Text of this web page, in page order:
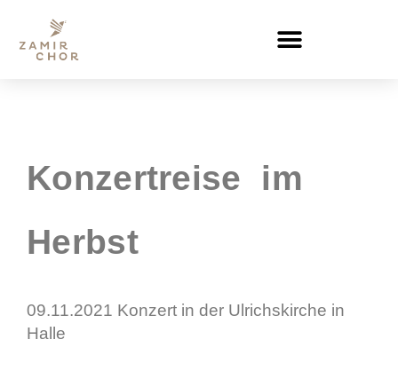
springen
Konzertreise im
Herbst
09.11.2021 Konzert in der Ulrichskirche in
Halle